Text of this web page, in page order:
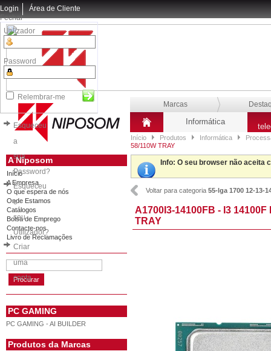
Login
Fechar
Utilizador
Password
Relembrar-me
Esqueceu
a
sua
Password?
Esqueceu
o
seu
Utilizador?
Criar
uma
conta
Área de Cliente
Marcas
Informática
Início Produtos Informática
58/110W TRAY
A Niposom
Início
A Empresa
O que espera de nós
Onde Estamos
Catálogos
Bolsa de Emprego
Contacte-nos
Livro de Reclamações
PC GAMING
PC GAMING - AI BUILDER
Produtos da Marcas
Info: O seu browser não aceita
Voltar para categoria 55-lga 1700 12-13-
A1700I3-14100FB - I3 14100F
TRAY